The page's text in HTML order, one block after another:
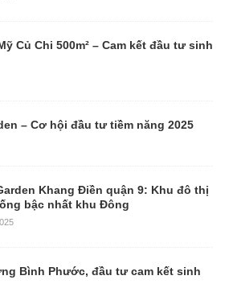
Củ Chi 500m² – Cam kết đầu tư sinh
– Cơ hội đầu tư tiềm năng 2025
Khang Điền quận 9: Khu đô thị
bậc nhất khu Đông
Bình Phước, đầu tư cam kết sinh